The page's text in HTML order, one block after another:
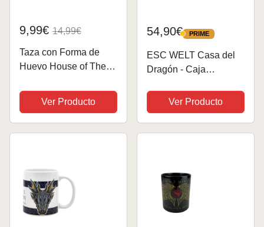
9,99€ 14,99€
Taza con Forma de
Huevo House of The
Cerámica 500ml,
Regalo para Fans
Ver Producto
54,90€ PRIME
PRIME
ESC WELT Casa del
Dragón - Сaja
Madera con
Compartimentos
Ocultos para Adultos -
Ver Producto